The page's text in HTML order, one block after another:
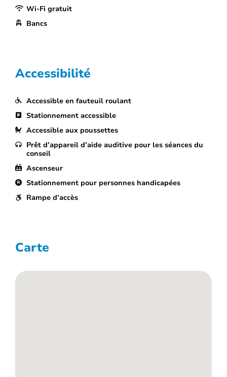
Wi-Fi gratuit
Bancs
Accessibilité
Accessible en fauteuil roulant
Stationnement accessible
Accessible aux poussettes
Prêt d’appareil d’aide auditive pour les séances du
conseil
Ascenseur
Stationnement pour personnes handicapées
Rampe d’accès
Carte